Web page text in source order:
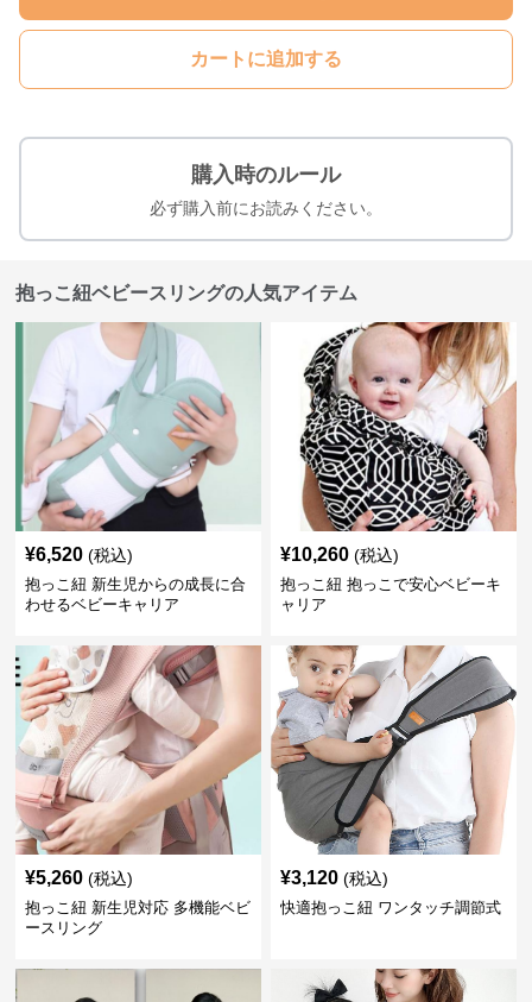
カートに追加する
購入時のルール
必ず購入前にお読みください。
抱っこ紐ベビースリングの人気アイテム
¥6,520 (税込)
抱っこ紐 新生児からの成長に合
わせるベビーキャリア
¥10,260 (税込)
抱っこ紐 抱っこで安心ベビーキ
ャリア
¥5,260 (税込)
抱っこ紐 新生児対応 多機能ベビ
ースリング
¥3,120 (税込)
快適抱っこ紐 ワンタッチ調節式